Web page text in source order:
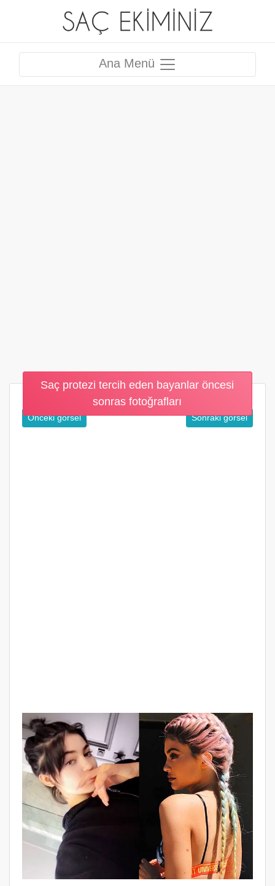
Ana Menü
Saç protezi tercih eden bayanlar öncesi
sonras fotoğrafları
Önceki görsel Sonraki görsel